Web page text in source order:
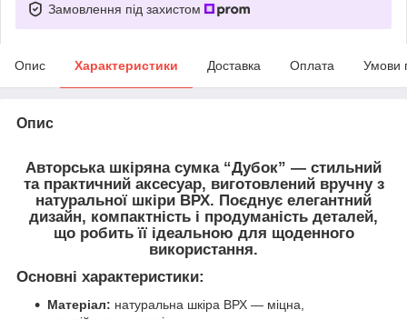
Замовлення під захистом
Опис Характеристики Доставка Оплата Умови
Опис
Авторська шкіряна сумка “Дубок” — стильний
та практичний аксесуар, виготовлений вручну з
натуральної шкіри ВРХ. Поєднує елегантний
дизайн, компактність і продуманість деталей,
що робить її ідеальною для щоденного
використання.
Основні характеристики:
Матеріал: натуральна шкіра ВРХ — міцна,